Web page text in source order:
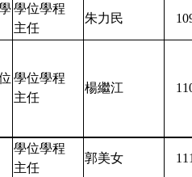
學位學程
主任
朱力民
學位學程
主任
楊繼江
學位學程
主任
郭美女